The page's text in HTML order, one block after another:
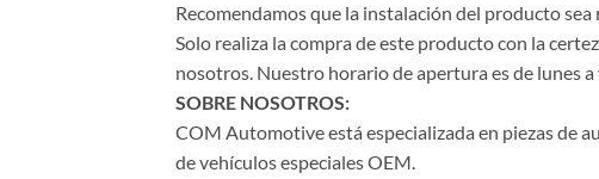
Recomendamos que la instalación del producto
Solo realiza la compra de este producto con la
nosotros. Nuestro horario de apertura es de lunes a
SOBRE NOSOTROS:
COM Automotive está especializada en piezas de
de vehículos especiales OEM.